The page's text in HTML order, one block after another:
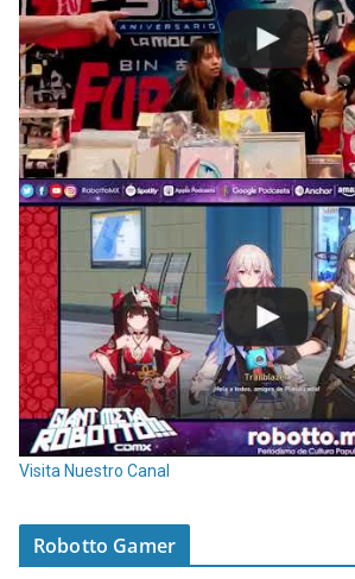
Visita Nuestro Canal
Robotto Gamer